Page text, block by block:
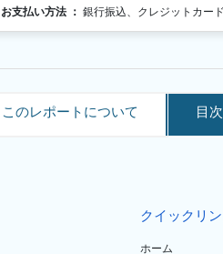
お支払い方法 ： 銀行振込、クレジットカー
このレポートについて 目次
クイックリ
ホーム